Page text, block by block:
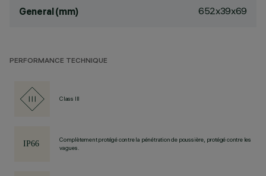
General (mm) 652x39x69
PERFORMANCE TECHNIQUE
Class III
Complètement protégé contre la pénétration de poussière, protégé contre les
vagues.